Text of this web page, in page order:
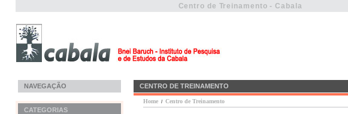
Centro de Treinamento - Cabala
CENTRO DE TREINAMENTO
Home / Centro de Treinamento
NAVEGAÇÃO
CATEGORIAS